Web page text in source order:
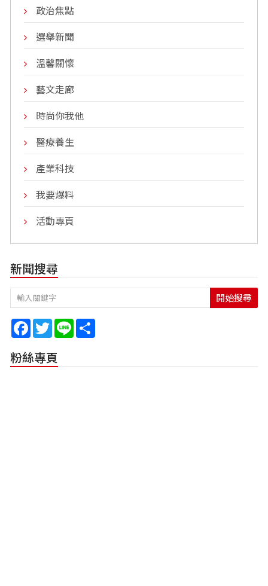
政治焦點
選舉新聞
溫馨關懷
藝文走廊
時尚你我他
醫療養生
產業科技
我要爆料
活動專頁
新聞搜尋
開始搜尋
Facebook
TwitterLine
粉絲專頁